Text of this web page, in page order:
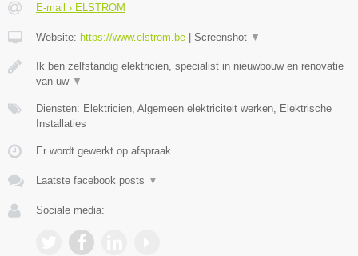
E-mail › ELSTROM
Website: https://www.elstrom.be Screenshot ▼
Ik ben zelfstandig elektricien, specialist in nieuwbouw en renovatie
van uw ▼
Diensten: Elektricien, Algemeen elektriciteit werken, Elektrische
Installaties
Er wordt gewerkt op afspraak.
Laatste facebook posts ▼
Sociale media: